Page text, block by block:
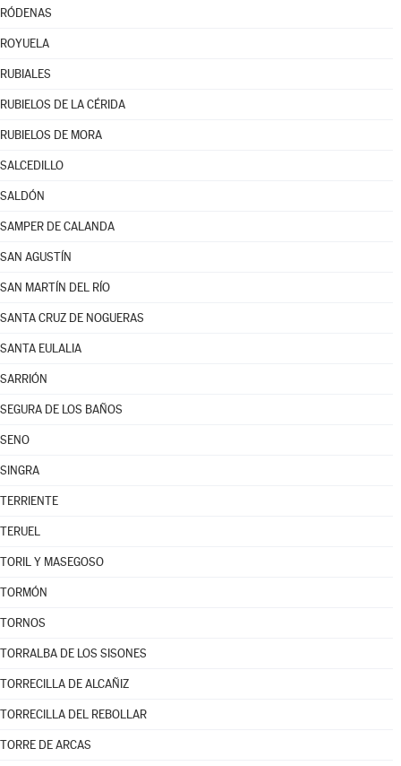
RÓDENAS
ROYUELA
RUBIALES
RUBIELOS DE LA CÉRIDA
RUBIELOS DE MORA
SALCEDILLO
SALDÓN
SAMPER DE CALANDA
SAN AGUSTÍN
SAN MARTÍN DEL RÍO
SANTA CRUZ DE NOGUERAS
SANTA EULALIA
SARRIÓN
SEGURA DE LOS BAÑOS
SENO
SINGRA
TERRIENTE
TERUEL
TORIL Y MASEGOSO
TORMÓN
TORNOS
TORRALBA DE LOS SISONES
TORRECILLA DE ALCAÑIZ
TORRECILLA DEL REBOLLAR
TORRE DE ARCAS